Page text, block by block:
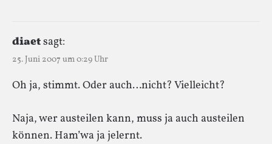
diaetsagt:
25. Juni 2007 um 0:29 Uhr
Oh ja, stimmt. Oder auch…nicht? Vielleicht?
Naja, wer austeilen kann, muss ja auch austeilen
können. Ham’wa ja jelernt.